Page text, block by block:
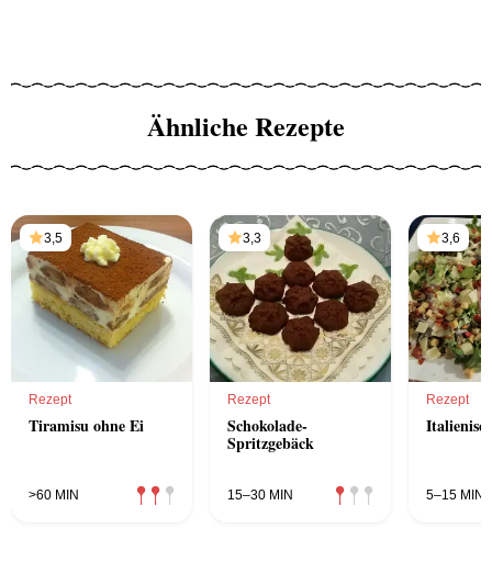
Ähnliche Rezepte
3,5
Rezept
Tiramisu ohne Ei
>60 MIN
3,3
Rezept
Schokolade-
Spritzgebäck
15–30 MIN
3,6
Rezept
5–15 MIN